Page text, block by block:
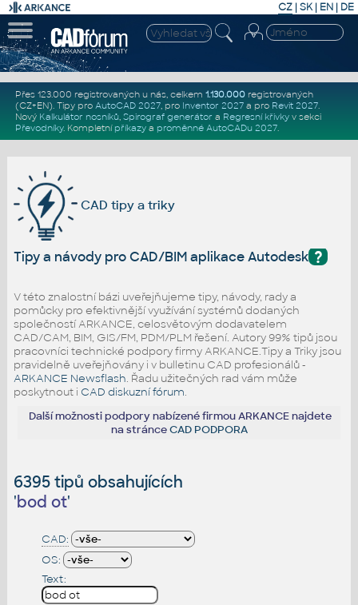
CZ | SK| EN | DE
Přes 123.000 registrovaných u nás, celkem 1.130.000registrovaných
(CZ+EN). Tipy pro AutoCAD 2027, pro Inventor 2027a pro Revit 2027.
Nový Kalkulátor nosníků, Spirograf generátor a Regresní křivkyv sekci
Převodníky. Kompletní příkazya proměnné AutoCADu 2027.
CAD tipy a triky
?
Tipy a návody pro CAD/BIM aplikace Autodesk
V této znalostní bázi uveřejňujeme tipy, návody, rady a
pomůcky pro efektivnější využívání systémů dodaných
společností ARKANCE, celosvětovým dodavatelem
CAD/CAM, BIM, GIS/FM, PDM/PLM řešení. Autory 99% tipů jsou
pracovníci technické podpory firmy ARKANCE.Tipy a Triky jsou
pravidelně uveřejňovány i v bulletinu CAD profesionálů -
ARKANCE Newsflash. Řadu užitečných rad vám může
poskytnout i CAD diskuzní fórum.
Další možnosti podpory nabízené firmou ARKANCE najdete
na stránceCAD PODPORA
6395 tipů obsahujících
'bod ot'
CAD:
OS:
Text: